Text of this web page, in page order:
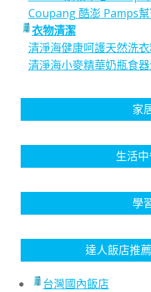
Coupang 酷澎 Pamps
衣物清潔
清淨海健康呵護天然洗
清淨海小麥精華奶瓶食
家
生活
學
達人飯店推
台灣國內飯店